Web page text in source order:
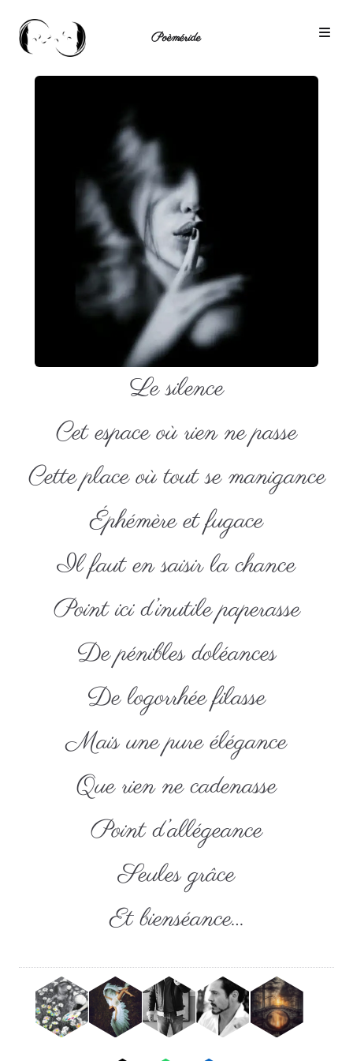
Poèméride
Le silence
Cet espace où rien ne passe
Cette place où tout se manigance
Éphémère et fugace
Il faut en saisir la chance
Point ici d’inutile paperasse
De pénibles doléances
De logorrhée filasse
Mais une pure élégance
Que rien ne cadenasse
Point d’allégeance
Seules grâce
Et bienséance…